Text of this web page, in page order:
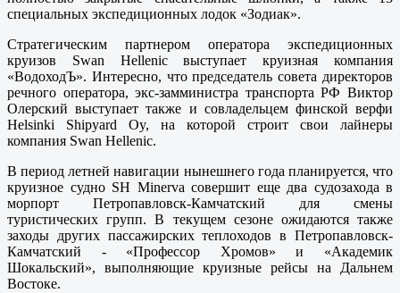
специальных экспедиционных лодок «Зодиак».
Стратегическим партнером оператора экспедиционных
круизов Swan Hellenic выступает круизная компания
«ВодоходЪ». Интересно, что председатель совета директоров
речного оператора, экс-замминистра транспорта РФ Виктор
Олерский выступает также и совладельцем финской верфи
Helsinki Shipyard Oy, на которой строит свои лайнеры
компания Swan Hellenic.
В период летней навигации нынешнего года планируется, что
круизное судно SH Minerva совершит еще два судозахода в
морпорт Петропавловск-Камчатский для смены
туристических групп. В текущем сезоне ожидаются также
заходы других пассажирских теплоходов в Петропавловск-
Камчатский - «Профессор Хромов» и «Академик
Шокальский», выполняющие круизные рейсы на Дальнем
Востоке.